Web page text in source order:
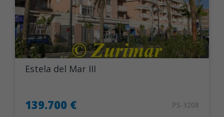
Estela del Mar III
139.700 € PS-3208